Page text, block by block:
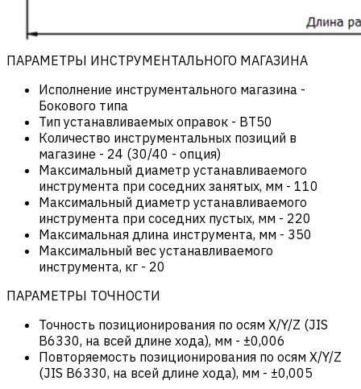
ПАРАМЕТРЫ ИНСТРУМЕНТАЛЬНОГО МАГАЗИНА
Исполнение инструментального магазина -
Бокового типа
Тип устанавливаемых оправок - BT50
Количество инструментальных позиций в
магазине - 24 (30/40 - опция)
Максимальный диаметр устанавливаемого
инструмента при соседних занятых, мм - 110
Максимальный диаметр устанавливаемого
инструмента при соседних пустых, мм - 220
Максимальная длина инструмента, мм - 350
Максимальный вес устанавливаемого
инструмента, кг - 20
ПАРАМЕТРЫ ТОЧНОСТИ
Точность позиционирования по осям X/Y/Z (JIS
B6330, на всей длине хода), мм - ±0,006
Повторяемость позиционирования по осям X/Y/Z
(JIS B6330, на всей длине хода), мм - ±0,005